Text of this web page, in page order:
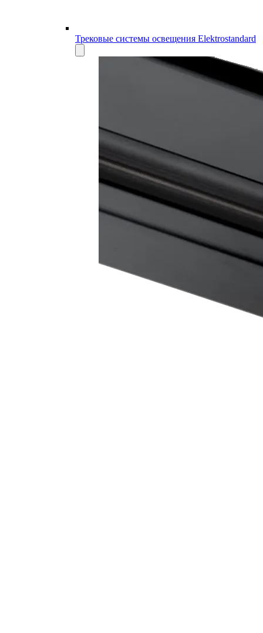
Трековые системы освещения Elektrostandard